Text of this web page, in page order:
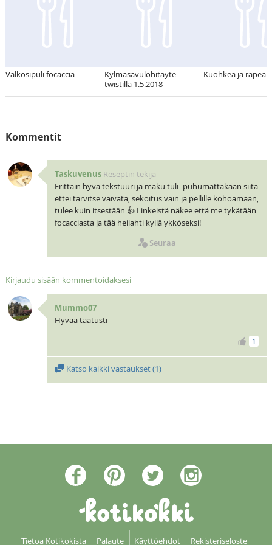
Valkosipuli focaccia
Kylmäsavulohitäyte
twistillä 1.5.2018
Kuohkea ja rapea
Kommentit
Taskuvenus Reseptin tekijä
Erittäin hyvä tekstuuri ja maku tuli- puhumattakaan siitä
ettei tarvitse vaivata, sekoitus vain ja pellille kohoamaan,
tulee kuin itsestään 👍 Linkeistä näkee että me tykätään
focacciasta ja tää heilahti kyllä ykköseksi!
Seuraa
Kirjaudu sisään kommentoidaksesi
Mummo07
Hyvää taatusti
1
Katso kaikki vastaukset (1)
Tietoa Kotikokista Palaute Käyttöehdot Rekisteriseloste